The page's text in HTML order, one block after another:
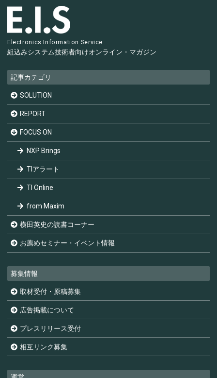
Electronics Information Service
組込みシステム技術者向けオンライン・マガジン
記事カテゴリ
SOLUTION
REPORT
FOCUS ON
NXP Brings
TIアラート
TI Online
from Maxim
横田英史の読書コーナー
お薦めセミナー・イベント情報
募集情報
取材受付・原稿募集
広告掲載について
プレスリリース受付
相互リンク募集